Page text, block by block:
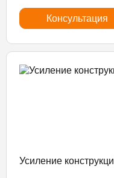
Консультация
Усиление